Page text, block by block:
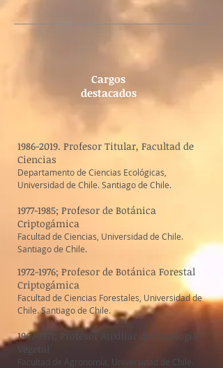
Cargos
destacados
1986-2019. Profesor Titular, Facultad de
Ciencias
​Departamento de Ciencias Ecológicas,
Universidad de Chile. Santiago de Chile.
1977-1985; Profesor de Botánica
Criptogámica
Facultad de Ciencias, Universidad de Chile.
Santiago de Chile.
1972-1976; Profesor de Botánica Forestal
Criptogámica
​Facultad de Ciencias Forestales, Universidad de
Chile. Santiago de Chile.
1967-1971
; Profesor Auxiliar de Fisiología
Vegetal
​Facultad de Agronomía, Universidad de Chile.